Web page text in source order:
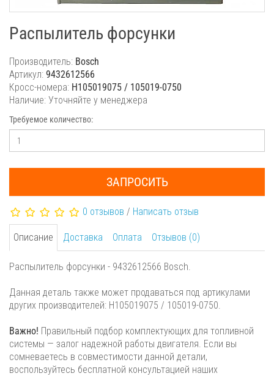
Распылитель форсунки
Производитель: Bosch
Артикул: 9432612566
Кросс-номера: H105019075 / 105019-0750
Наличие: Уточняйте у менеджера
Требуемое количество:
ЗАПРОСИТЬ
0 отзывов / Написать отзыв
Описание Доставка Оплата Отзывов (0)
Распылитель форсунки - 9432612566 Bosch.
Данная деталь также может продаваться под артикулами
других производителей: H105019075 / 105019-0750.
Важно! Правильный подбор комплектующих для топливной
системы — залог надежной работы двигателя. Если вы
сомневаетесь в совместимости данной детали,
воспользуйтесь бесплатной консультацией наших